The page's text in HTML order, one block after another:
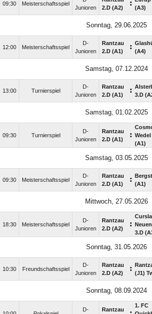
09:30 Meisterschaftsspiel
Junioren
2.D (A2)
: (A3)
Sonntag, 29.06.2025
12:00 Meisterschaftsspiel
D-
Junioren
Rantzau
2.D (A1)
: (A4)
Samstag, 07.12.2024
13:00 Turnierspiel
D-
Junioren
Rantzau
2.D (A1)
: 3.D
Samstag, 01.02.2025
09:30 Turnierspiel
D-
Junioren
Rantzau
2.D (A1)
: Wedel
(A1)
Samstag, 03.05.2025
09:30 Meisterschaftsspiel
D-
Junioren
Rantzau
2.D (A1)
: (A1)
Mittwoch, 27.05.2026
18:30 Meisterschaftsspiel
D-
Junioren
Rantzau
2.D (A2)
:
3.D
Sonntag, 31.05.2026
10:30 Freundschaftsspiel
D-
Junioren
Rantzau
2.D (A2)
: (J1)
Sonntag, 08.09.2024
D-
Rantzau
1. FC